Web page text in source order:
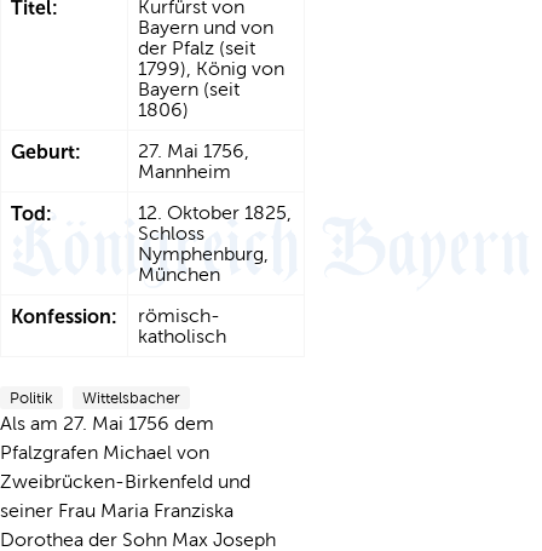
Titel:
Kurfürst von
Bayern und von
der Pfalz (seit
1799), König von
Bayern (seit
1806)
Geburt:
27. Mai 1756,
Mannheim
Tod:
12. Oktober 1825,
Schloss
Nymphenburg,
München
Konfession:
römisch-
katholisch
Politik Wittelsbacher
Als am 27. Mai 1756 dem
Pfalzgrafen Michael von
Zweibrücken-Birkenfeld und
seiner Frau Maria Franziska
Dorothea der Sohn Max Joseph